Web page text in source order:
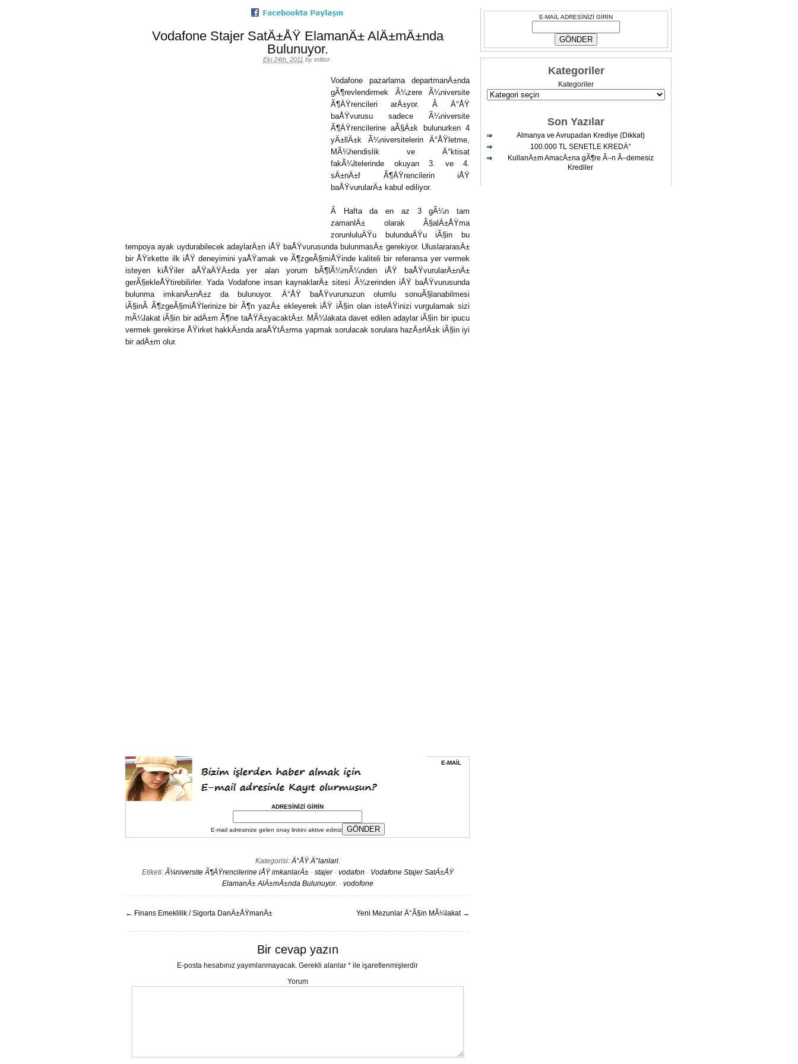
Vodafone Stajer SatÄ±ÅŸ ElamanÄ± AlÄ±mÄ±nda
Bulunuyor.
Eki 24th, 2011 by editor
Vodafone pazarlama departmanÄ±nda
gÃ¶revlendirmek Ã¼zere Ã¼niversite
Ã¶ÄŸrencileri arÄ±yor. Â Ä°ÅŸ
baÅŸvurusu sadece Ã¼niversite
Ã¶ÄŸrencilerine aÃ§Ä±k bulunurken 4
yÄ±llÄ±k Ã¼niversitelerin Ä°ÅŸletme,
MÃ¼hendislik ve Ä°ktisat
fakÃ¼ltelerinde okuyan 3. ve 4.
sÄ±nÄ±f Ã¶ÄŸrencilerin iÅŸ
baÅŸvurularÄ± kabul ediliyor.
Â Hafta da en az 3 gÃ¼n tam
zamanlÄ± olarak Ã§alÄ±ÅŸma
zorunluluÄŸu bulunduÄŸu iÃ§in bu
tempoya ayak uydurabilecek adaylarÄ±n iÅŸ baÅŸvurusunda bulunmasÄ± gerekiyor. UluslararasÄ±
bir ÅŸirkette ilk iÅŸ deneyimini yaÅŸamak ve Ã¶zgeÃ§miÅŸinde kaliteli bir referansa yer vermek
isteyen kiÅŸiler aÅŸaÄŸÄ±da yer alan yorum bÃ¶lÃ¼mÃ¼nden iÅŸ baÅŸvurularÄ±nÄ±
gerÃ§ekleÅŸtirebilirler. Yada Vodafone insan kaynaklarÄ± sitesi Ã¼zerinden iÅŸ baÅŸvurusunda
bulunma imkanÄ±nÄ±z da bulunuyor. Ä°ÅŸ baÅŸvurunuzun olumlu sonuÃ§lanabilmesi
iÃ§inÂ Ã¶zgeÃ§miÅŸlerinize bir Ã¶n yazÄ± ekleyerek iÅŸ iÃ§in olan isteÄŸinizi vurgulamak sizi
mÃ¼lakat iÃ§in bir adÄ±m Ã¶ne taÅŸÄ±yacaktÄ±r. MÃ¼lakata davet edilen adaylar iÃ§in bir ipucu
vermek gerekirse ÅŸirket hakkÄ±nda araÅŸtÄ±rma yapmak sorulacak sorulara hazÄ±rlÄ±k iÃ§in iyi
bir adÄ±m olur.
E-MAİL
ADRESİNİZİ GİRİN
E-mail adresinize gelen onay linkini aktive ediniz
Kategorisi:Ä°ÅŸ Ä°lanlari.
Etiketi:Ã¼niversite Ã¶ÄŸrencilerine iÅŸ imkanlarÄ±· stajer· vodafon · Vodafone Stajer SatÄ±ÅŸ
ElamanÄ± AlÄ±mÄ±nda Bulunuyor. · vodofone
← Finans Emeklilik / Sigorta DanÄ±ÅŸmanÄ± Yeni Mezunlar Ä°Ã§in MÃ¼lakat→
Bir cevap yazın
E-posta hesabınız yayımlanmayacak. Gerekli alanlar * ile işaretlenmişlerdir
Yorum
E-MAİL ADRESİNİZİ GİRİN
Kategoriler
Kategoriler
Son Yazılar
Almanya ve Avrupadan Krediye (Dikkat)
100.000 TL SENETLE KREDÄ°
KullanÄ±m AmacÄ±na gÃ¶re Ã–n Ã–demesiz
Krediler